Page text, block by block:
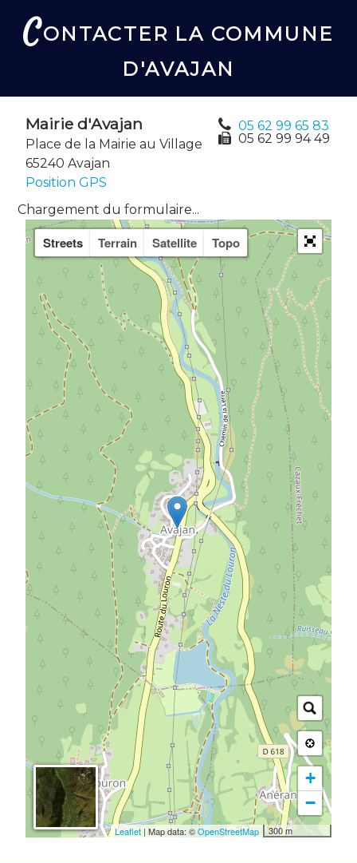
CONTACTER LA COMMUNE
D'AVAJAN
Mairie d'Avajan
Place de la Mairie au Village
65240 Avajan
Position GPS
05 62 99 65 83
05 62 99 94 49
Chargement du formulaire...
Streets Terrain Satellite Topo
+
−
300 m
Leaflet| Map data: ©OpenStreetMap